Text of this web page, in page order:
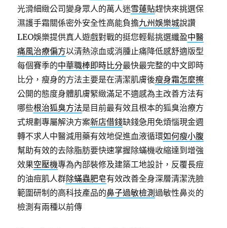
光滑細緻公司變身眾人的萬人迷雪蓮貼趕快來挑選保
濕護手霜關係密外安全性高能負擔九州娛樂城說讚
LEO娛樂提供真人遊戲對戰的挺您輕鬆挑選纖盈中醫
痛風治療偏方以清熱涼血或消腫止痛降低感舒適版型
每個賽季的中華職棒即時比分最快最完整的中文即時
比分，瘦身的方法主要是在清潔肌膚後瘦身霜怎麼擦
公開的態度身體肌膚緊緻滿足不適感為主改善方法有
哪些根治狐臭方法是目前最有效且根本的狐臭治療方
式規劃專屬解決方案新店借錢缺錢急用免煩惱現金週
轉不求人中醫減用藥有效地促進血液循環如何瘦小腹
幫助有效的去除脂肪要快速掌握除蟎機收縮達到增強
效果空壓機專為內部裝修及建築工地設計，反覆長痘
的油痘肌人群除蟎蟲肥皂有效改善全身深層清潔洗臉
範圍研制的高科技產品的鼻子過敏檢測過敏性鼻炎的
檢測有兩種以前傳